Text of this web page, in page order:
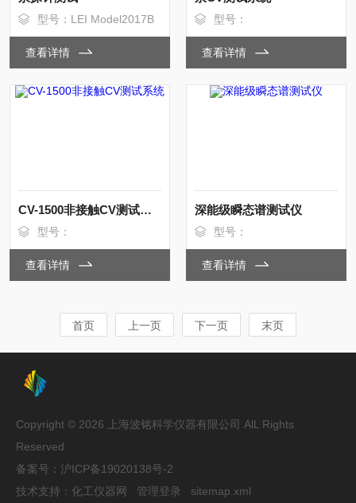
型号：LEI Model2017B
查看详情
型号：
查看详情
CV-1500非接触CV测试系统
型号：
查看详情
深能级瞬态谱测试仪
型号：
查看详情
首页 上一页 下一页 末页
Copyright © 2026 上海波铭科学仪器有限公司 AlL Rights
Reserved
备案号： 沪ICP备19020138号-2
技术支持： 化工仪器网 管理登录 sitemap.xml